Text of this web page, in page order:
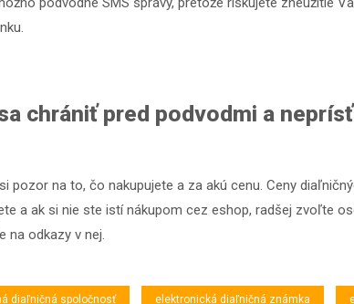
chrániť pred podvodmi a
pozor na to, čo nakupujete a za akú cenu. Ceny
a ak si nie ste istí nákupom cez eshop, radšej zvoľte
na odkazy v nej.
diaľničná spoločnosť elektronická diaľničná známka